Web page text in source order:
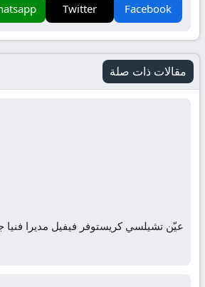
Facebook
Twitter
مقالات ذات صلة
عيّن تشيلسي كريستوفر فيفيل مديرا فنيا